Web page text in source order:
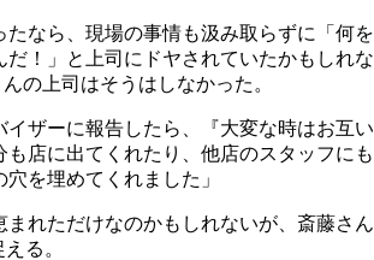
たなら、現場の事情も汲み取らずに「何を
だ！」と上司にドヤされていたかもしれな
の上司はそうはしなかった。
イザーに報告したら、『大変な時はお互い
も店に出てくれたり、他店のスタッフにも
を埋めてくれました」
まれただけなのかもしれないが、斎藤さん
る。